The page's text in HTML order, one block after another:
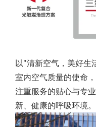
以"清新空气，美好生
室内空气质量的使命
注重服务的贴心与专
新、健康的呼吸环境。